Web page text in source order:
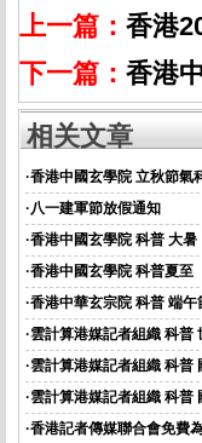
上一篇： 香港
下一篇： 香港
相关文章
·香港中國玄學院 立秋節氣
·八一建軍節放假通知
·香港中國玄學院 科普 大暑
·香港中國玄學院 科普夏至
·香港中華玄宗院 科普 端午
·雲計算港媒記者組織 科普
·雲計算港媒記者組織 科普
·雲計算港媒記者組織 科普
·香港記者傳媒聯合會免費